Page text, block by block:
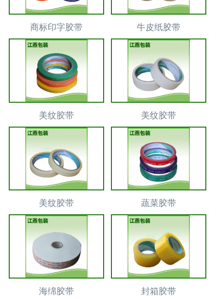
商标印字胶带 牛皮纸胶带
美纹胶带 美纹胶带
美纹胶带 蔬菜胶带
海绵胶带 封箱胶带